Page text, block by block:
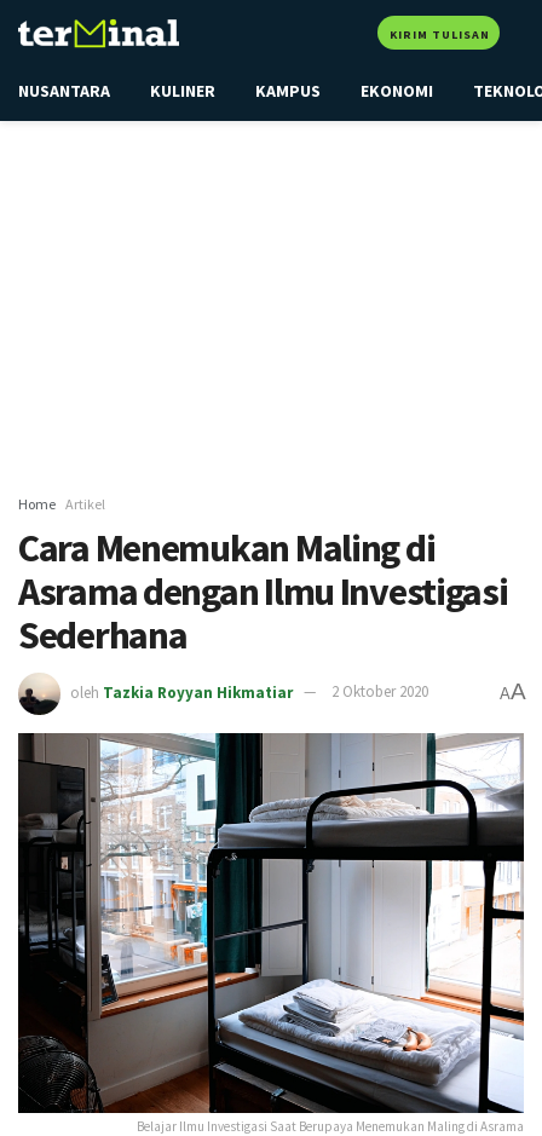
KIRIM TULISAN
NUSANTARA KULINER KAMPUS EKONOMI
Home Artikel
Cara Menemukan Maling di
Asrama dengan Ilmu Investigasi
Sederhana
oleh Tazkia Royyan Hikmatiar 2 Oktober 2020 AA
Belajar Ilmu Investigasi Saat Berupaya Menemukan Maling di Asrama